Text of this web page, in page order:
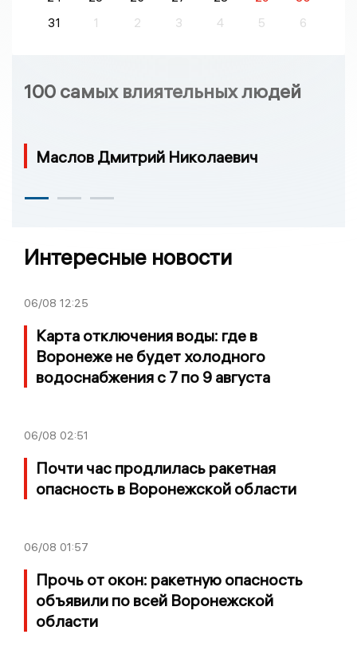
31
1 2 3 4 5 6
100 самых влиятельных людей
Маслов Дмитрий Николаевич
Интересные новости
06/08 12:25
Карта отключения воды: где в
Воронеже не будет холодного
водоснабжения с 7 по 9 августа
06/08 02:51
Почти час продлилась ракетная
опасность в Воронежской области
06/08 01:57
Прочь от окон: ракетную опасность
объявили по всей Воронежской
области